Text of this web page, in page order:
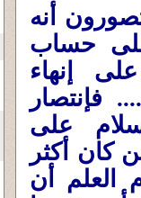
أنه
على حساب
إنهاء
فإنتصار
على
كان أكثر
العلم أن